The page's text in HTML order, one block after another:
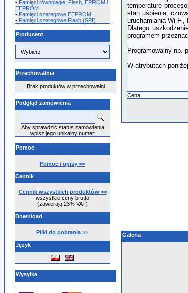
- Pamięci równoległe: Flash, EPROM i
EEPROM
- Pamięci szeregowe EEPROM
- Pamięci szeregowe Flash (SPI)
Producent
Przechowalnia
Brak produktów w przechowalni
Podgląd zamówienia
Aby sprawdzić status zamówienia
wpisz jego unikalny numer
Pomoc
Pomoc i opisy >>
Cennik
Cennik wszystkich produktów >>
wszystkie ceny brutto
(zawierają 23% VAT)
Download
Pliki do pobrania >>
Język
Wysyłka
temperaturę
stan uśpienia,
uruchamiania Wi-Fi,
Dlatego
programem
Programowalny np.
W atrybutach
Cena
Galeria